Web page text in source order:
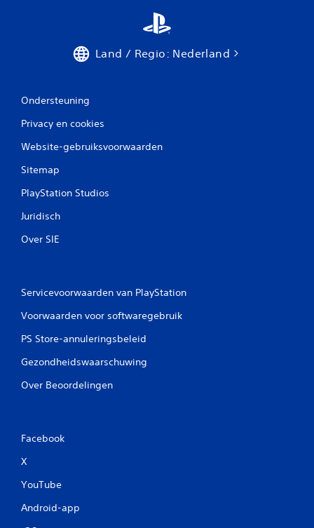
Land / Regio: Nederland
Ondersteuning
Privacy en cookies
Website-gebruiksvoorwaarden
Sitemap
PlayStation Studios
Juridisch
Over SIE
Servicevoorwaarden van PlayStation
Voorwaarden voor softwaregebruik
PS Store-annuleringsbeleid
Gezondheidswaarschuwing
Over Beoordelingen
Facebook
X
YouTube
Android-app